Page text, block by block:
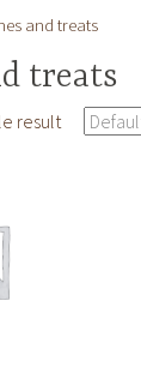
and treats
treats
result